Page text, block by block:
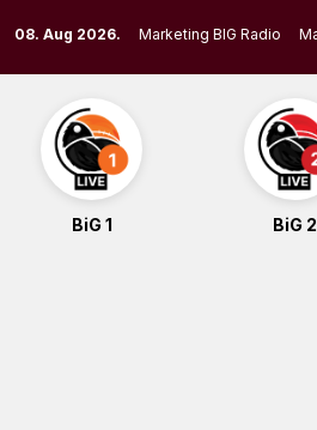
to
content
08. Aug 2026. Marketing BIG Radio
BiG 1 BiG 2